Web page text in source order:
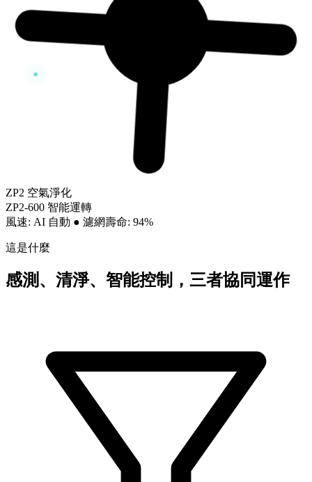
ZP2 空氣淨化
ZP2-600 智能運轉
風速: AI 自動 ● 濾網壽命: 94%
這是什麼
感測、清淨、智能控制，三者協同運作